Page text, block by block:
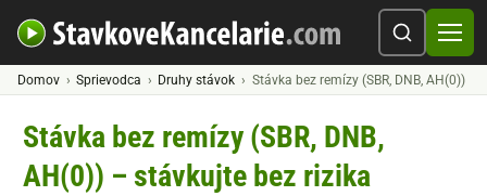
Domov Sprievodca Druhy stávok Stávka bez remízy (SBR, DNB, AH(0))
Stávka bez remízy (SBR, DNB,
AH(0)) – stávkujte bez rizika